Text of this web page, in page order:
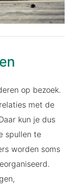
op bezoek.
met de
kun je dus
spullen te
worden soms